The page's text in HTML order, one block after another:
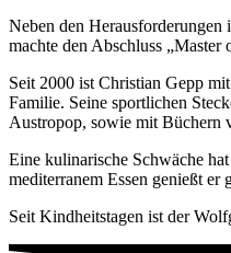
Neben den
machte den Abschluss „Master
Seit 2000 ist Christian Gepp
Familie. Seine sportlichen
Austropop, sowie mit Büchern
Eine kulinarische Schwäche
mediterranem Essen genießt
Seit Kindheitstagen ist der